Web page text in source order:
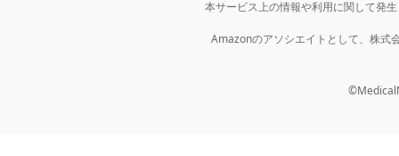
本サービス上の情報や利用に関して発
Amazonのアソシエイトとして、株式